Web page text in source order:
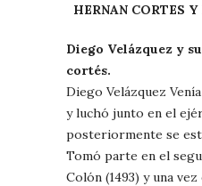
HERNAN CORTES
Diego Velázquez y
cortés.
Diego Velázquez
y luchó junto en el
posteriormente se
Tomó parte en el
Colón (1493) y una